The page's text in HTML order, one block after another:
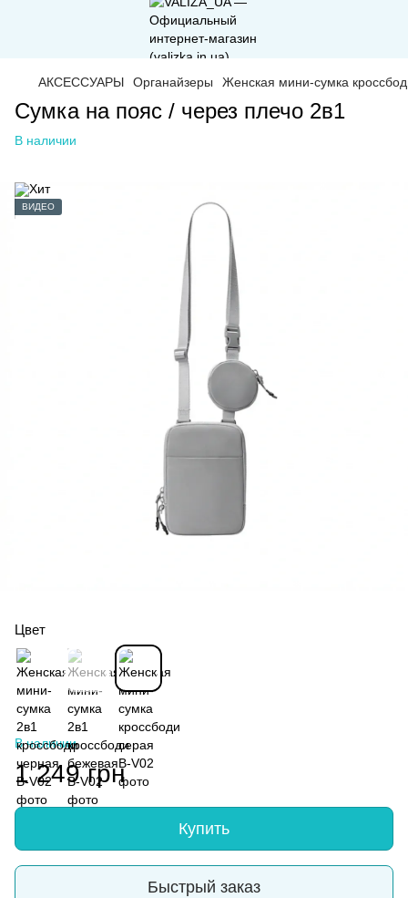
АКСЕССУАРЫ Органайзеры Женская мини-сумка
Сумка на пояс / через плечо 2в1
В наличии
ВИДЕО
Цвет
В наличии
1 249 грн
Купить
Быстрый заказ